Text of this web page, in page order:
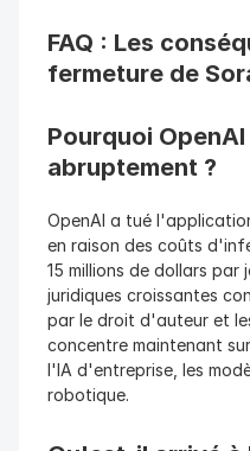
FAQ : Les
fermeture de
Pourquoi
abruptement ?
OpenAI a tué
en raison des coûts
15 millions de dollars
juridiques croissantes
par le droit d'auteur et
concentre maintenant
l'IA d'entreprise, les
robotique.